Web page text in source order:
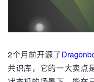
2个月前开源了
共识库，它的一大卖点